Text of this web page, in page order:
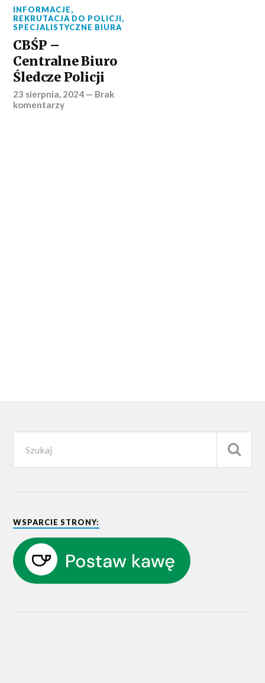
INFORMACJE,
REKRUTACJA DO POLICJI,
SPECJALISTYCZNE BIURA
CBŚP –
Centralne Biuro
Śledcze Policji
23 sierpnia, 2024 — Brak
komentarzy
WSPARCIE STRONY: